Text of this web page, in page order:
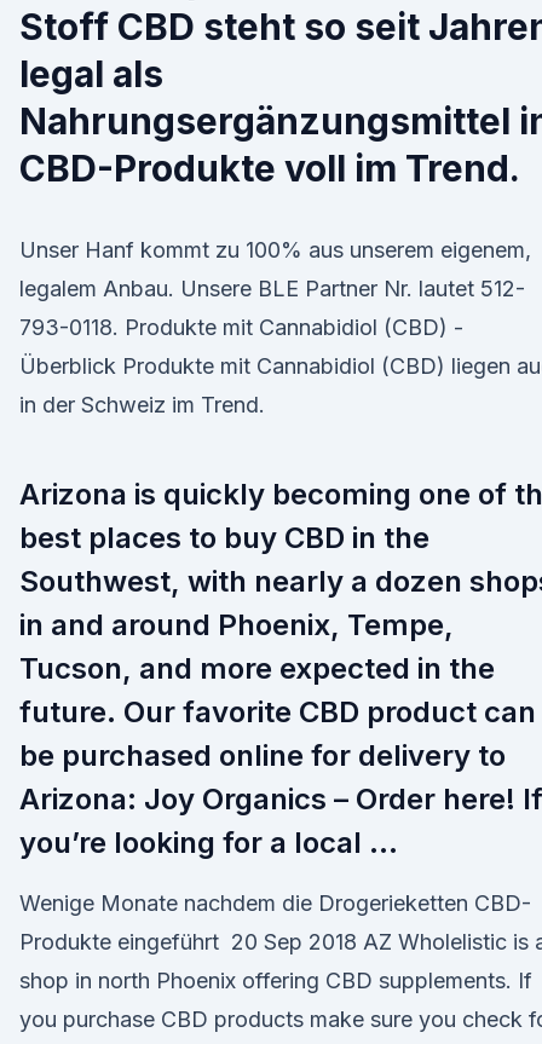
Stoff CBD steht so seit
legal als
Nahrungsergänzungsmittel
CBD-Produkte voll im Trend.
Unser Hanf kommt zu 100% aus unserem eigenem,
legalem Anbau. Unsere BLE Partner Nr. lautet 512-
793-0118. Produkte mit Cannabidiol (CBD) -
Überblick Produkte mit Cannabidiol (CBD) liegen
in der Schweiz im Trend.
Arizona is quickly becoming one of
best places to buy CBD in the
Southwest, with nearly a dozen
in and around Phoenix, Tempe,
Tucson, and more expected in the
future. Our favorite CBD product can
be purchased online for delivery to
Arizona: Joy Organics – Order here! If
you’re looking for a local …
Wenige Monate nachdem die Drogerieketten CBD-
Produkte eingeführt 20 Sep 2018 AZ Wholelistic is
shop in north Phoenix offering CBD supplements. If
you purchase CBD products make sure you check